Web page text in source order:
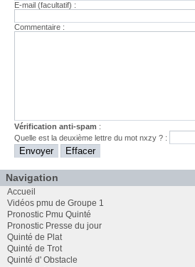
E-mail (facultatif) :
Commentaire :
Vérification anti-spam :
Quelle est ladeuxième lettre du motnxzy ? :
Navigation
Accueil
Vidéos pmu de Groupe 1
Pronostic Pmu Quinté
Pronostic Presse du jour
Quinté de Plat
Quinté de Trot
Quinté d' Obstacle